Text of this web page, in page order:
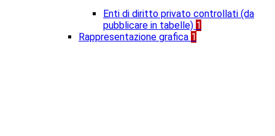
Enti di diritto privato controllati (da
pubblicare in tabelle) 1
Rappresentazione grafica 1